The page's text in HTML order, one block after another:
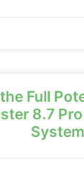
Full
8.7